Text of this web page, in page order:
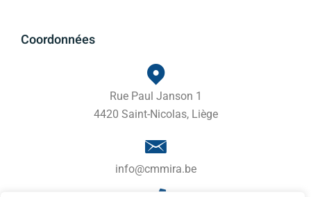
Coordonnées
Rue Paul Janson 1
4420 Saint-Nicolas, Liège
info@cmmira.be